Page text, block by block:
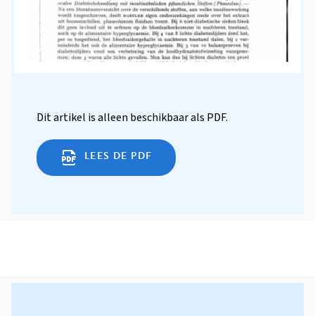
Dit artikel is alleen beschikbaar als PDF.
LEES DE PDF